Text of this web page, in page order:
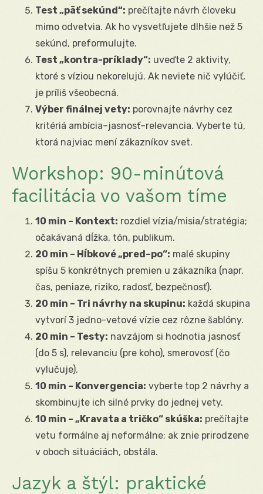
Test „päť sekúnd“: prečítajte návrh človeku
mimo odvetvia. Ak ho vysvetľujete dlhšie než 5
sekúnd, preformulujte.
Test „kontra-príklady“: uveďte 2 aktivity,
ktoré s víziou nekorelujú. Ak neviete nič vylúčiť,
je príliš všeobecná.
Výber finálnej vety: porovnajte návrhy cez
kritériá ambícia–jasnosť–relevancia. Vyberte tú,
ktorá najviac mení zákazníkov svet.
Workshop: 90-minútová
facilitácia vo vašom tíme
10 min – Kontext: rozdiel vízia/misia/stratégia;
očakávaná dĺžka, tón, publikum.
20 min – Hĺbkové „pred–po“: malé skupiny
spíšu 5 konkrétnych premien u zákazníka (napr.
čas, peniaze, riziko, radosť, bezpečnosť).
20 min – Tri návrhy na skupinu: každá skupina
vytvorí 3 jedno-vetové vízie cez rôzne šablóny.
20 min – Testy: navzájom si hodnotia jasnosť
(do 5 s), relevanciu (pre koho), smerovosť (čo
vylučuje).
10 min – Konvergencia: vyberte top 2 návrhy a
skombinujte ich silné prvky do jednej vety.
10 min – „Kravata a tričko“ skúška: prečítajte
vetu formálne aj neformálne; ak znie prirodzene
v oboch situáciách, obstála.
Jazyk a štýl: praktické